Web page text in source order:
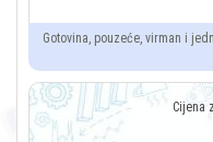
Gotovina, pouzeće, virman i